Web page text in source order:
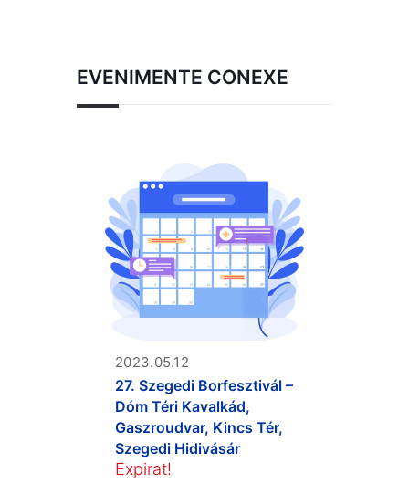
EVENIMENTE CONEXE
2023.05.12
27. Szegedi Borfesztivál –
Dóm Téri Kavalkád,
Gaszroudvar, Kincs Tér,
Szegedi Hidivásár
Expirat!